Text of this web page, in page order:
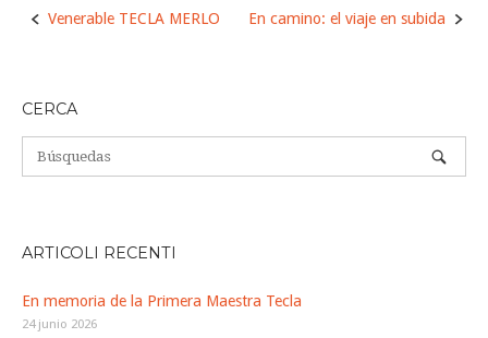
Navegación
Venerable TECLA MERLO En camino: el viaje en subida
CERCA
ARTICOLI RECENTI
En memoria de la Primera Maestra Tecla
24 junio 2026